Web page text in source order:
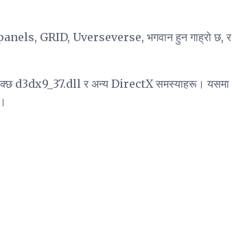
GRID, Uverseverse, भगवान हुन गाह्रो छ, र
d3dx9_37.dll र अन्य DirectX समस्याहरू। यसमा